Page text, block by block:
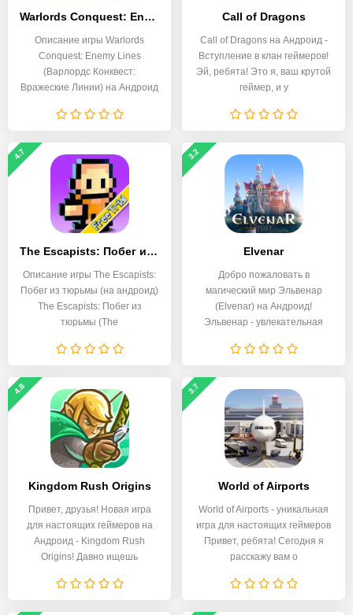
Warlords Conquest: Enemy Lines
Описание игры Warlords
Conquest: Enemy Lines
(Варлордс Конквест:
Вражеские Линии) на Андроид
Call of Dragons
Call of Dragons на Андроид -
Вступление в клан геймеров!
Эй, ребята! Это я, ваш крутой
геймер, и у
4.7
The Escapists: Побег из тюрьмы
Описание игры The Escapists:
Побег из тюрьмы (на андроид)
The Escapists: Побег из
тюрьмы (The
3.2
Elvenar
Добро пожаловать в
магический мир Эльвенар
(Elvenar) на Андроид!
Эльвенар - увлекательная
4.8
Kingdom Rush Origins
Привет, друзья! Новая игра
для настоящих геймеров на
Андроид - Kingdom Rush
Origins! Давно ищешь
3.7
World of Airports
World of Airports - уникальная
игра для настоящих геймеров
Привет, ребята! Сегодня я
расскажу вам о